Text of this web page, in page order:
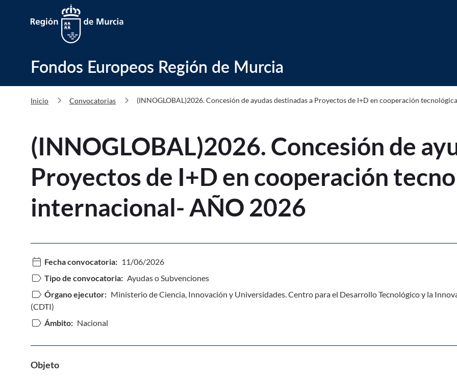
Fondos Europeos Región de Murcia (INNOGLOBAL)2026. Concesión
Fondos Europeos Región de Murcia
Inicio chevron_right Convocatorias chevron_right (INNOGLOBAL)2026. Concesión de ayudas destinadas a Proyectos de I+D en cooperación
(INNOGLOBAL)2026. Concesión de
Proyectos de I+D en cooperación
internacional- AÑO 2026
calendar_today Fecha convocatoria: 11/06/2026
label Tipo de convocatoria: Ayudas o Subvenciones
label Órgano ejecutor: Ministerio de Ciencia, Innovación y Universidades. Centro para el Desarrollo Tecnológico y la
(CDTI)
label Ámbito: Nacional
Objeto